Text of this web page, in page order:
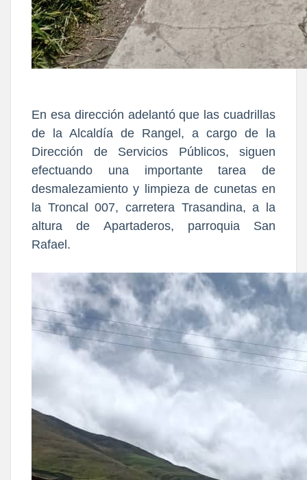
En esa dirección adelantó que las cuadrillas
de la Alcaldía de Rangel, a cargo de la
Dirección de Servicios Públicos, siguen
efectuando una importante tarea de
desmalezamiento y limpieza de cunetas en
la Troncal 007, carretera Trasandina, a la
altura de Apartaderos, parroquia San
Rafael.